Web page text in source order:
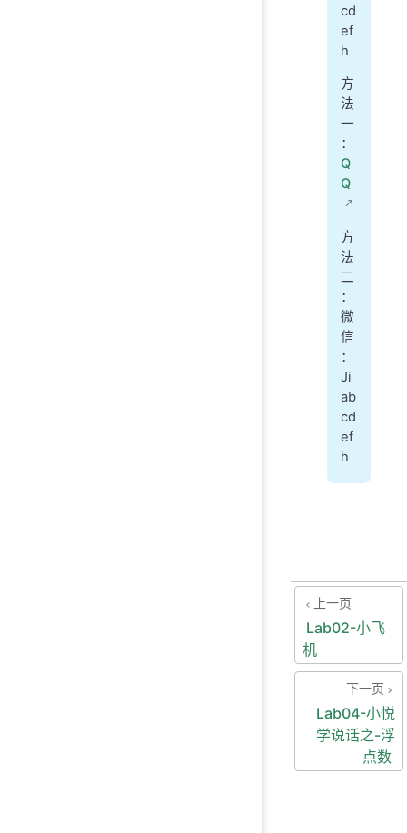
cd
ef
h
方
法
一
：
Q
Q
方
法
二
：
微
信
：
Ji
ab
cd
ef
h
上一页
Lab02-小飞
机
下一页
Lab04-小悦
学说话之-浮
点数